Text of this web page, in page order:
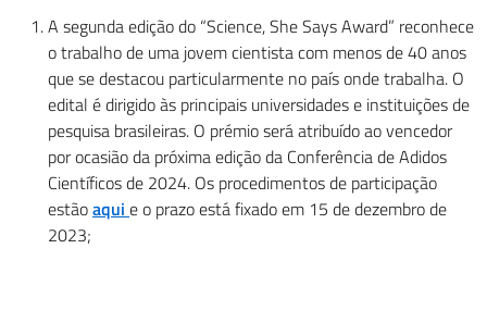
A segunda edição do “Science, She Says Award” reconhece
o trabalho de uma jovem cientista com menos de 40 anos
que se destacou particularmente no país onde trabalha. O
edital é dirigido às principais universidades e instituições de
pesquisa brasileiras. O prémio será atribuído ao vencedor
por ocasião da próxima edição da Conferência de Adidos
Científicos de 2024. Os procedimentos de participação
estãoaqui e o prazo está fixado em 15 de dezembro de
2023;